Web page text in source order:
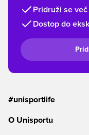
Pridruži se
Dostop do
#unisportlife
O Unisportu